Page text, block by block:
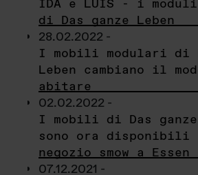
IDA e LUIS - i
di Das ganze Leben
28.02.2022 -
I mobili modulari di
Leben cambiano il
abitare
02.02.2022 -
I mobili di Das ganze
sono ora disponibili
negozio smow a Essen
07.12.2021 -